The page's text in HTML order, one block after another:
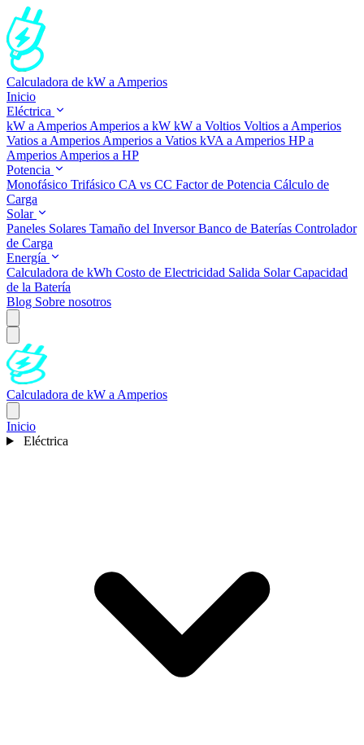
Calculadora de kW a Amperios
Inicio
Eléctrica
kW a Amperios Amperios a kW kW a Voltios Voltios a Amperios
Vatios a Amperios Amperios a Vatios kVA a Amperios HP a
Amperios Amperios a HP
Potencia
Monofásico Trifásico CA vs CC Factor de Potencia Cálculo de
Carga
Solar
Paneles Solares Tamaño del InversorBanco de Baterías Controlador
de Carga
Energía
Calculadora de kWh Costo de Electricidad Salida SolarCapacidad
de la Batería
Blog Sobre nosotros
Calculadora de kW a Amperios
Inicio
Eléctrica